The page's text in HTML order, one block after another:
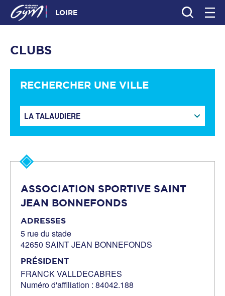
LOIRE
CLUBS
RECHERCHER UNE VILLE
LA TALAUDIERE
ASSOCIATION SPORTIVE SAINT
JEAN BONNEFONDS
ADRESSES
5 rue du stade
42650 SAINT JEAN BONNEFONDS
PRÉSIDENT
FRANCK VALLDECABRES
Numéro d'affiliation : 84042.188